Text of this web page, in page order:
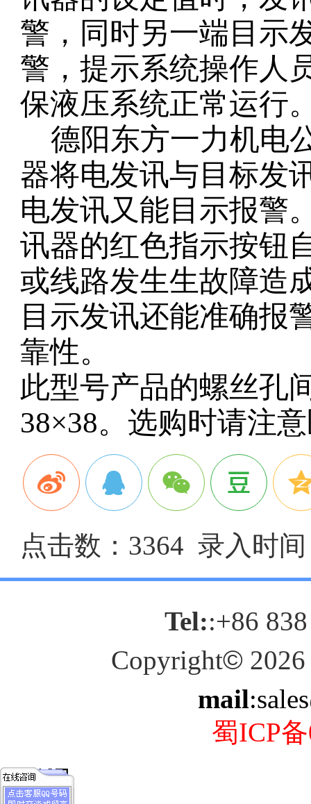
警，同时另一端目示
警，提示系统操作人
保液压系统正常运行
德阳东方一力机电
器将电发讯与目标发
电发讯又能目示报警
讯器的红色指示按钮
或线路发生生故障造
目示发讯还能准确报
靠性。
此型号产品的螺丝孔
38×38。选购时请注
点击数：3364 录入时
Tel::+86
Copyright© 2026
mail
蜀ICP